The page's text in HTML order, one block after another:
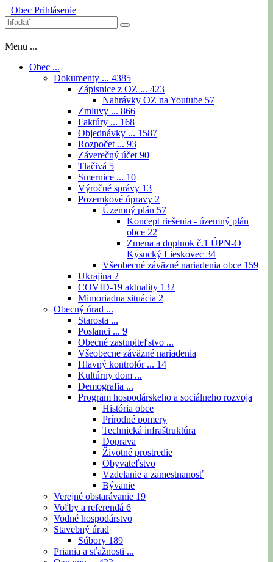
Obec Prihlásenie
Menu ...
Obec ...
Dokumenty ... 4385
Zápisnice z OZ ... 423
Nahrávky OZ na Youtube 57
Zmluvy ... 866
Faktúry ... 168
Objednávky ... 1587
Rozpočet ... 93
Záverečný účet 90
Tlačivá 5
Smernice ... 10
Výročné správy 13
Pozemkové úpravy 2
Územný plán 57
Koncept riešenia - územný plán
obce 22
Zmena a doplnok č.1 ÚPN-O
Kysucký Lieskovec 34
Všeobecné záväzné nariadenia obce 159
Ukrajina 2
COVID-19 aktuality 132
Mimoriadna situácia 2
Obecný úrad ...
Starosta ...
Poslanci ... 9
Obecné zastupiteľstvo ...
Všeobecne záväzné nariadenia
Hlavný kontrolór ... 14
Kultúrny dom ...
Demografia ...
Program hospodárskeho a sociálneho rozvoja
História obce
Prírodné pomery
Technická infraštruktúra
Doprava
Životné prostredie
Obyvateľstvo
Vzdelanie a zamestnanosť
Bývanie
Verejné obstarávanie 19
Voľby a referendá 6
Vodné hospodárstvo
Stavebný úrad
Súbory 189
Priania a sťažnosti ...